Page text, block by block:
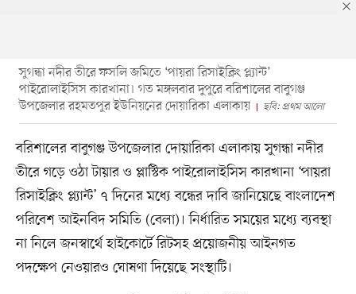
সুগন্ধা নদীর তীরে ফসলি জমিতে ‘পায়রা রিসাইক্লিং প্ল্যান্ট’
পাইরোলাইসিস কারখানা। গত মঙ্গলবার দুপুরে বরিশালের বাবুগঞ্জ
উপজেলার রহমতপুর ইউনিয়নের দোয়ারিকা এলাকায়
ছবি: প্রথম আলো
বরিশালের বাবুগঞ্জ উপজেলার দোয়ারিকা এলাকায় সুগন্ধা নদীর
তীরে গড়ে ওঠা টায়ার ও প্লাস্টিক পাইরোলাইসিস কারখানা ‘পায়রা
রিসাইক্লিং প্ল্যান্ট’ ৭ দিনের মধ্যে বন্ধের দাবি জানিয়েছে বাংলাদেশ
পরিবেশ আইনবিদ সমিতি (বেলা)। নির্ধারিত সময়ের মধ্যে ব্যবস্থা
না নিলে জনস্বার্থে হাইকোর্টে রিটসহ প্রয়োজনীয় আইনগত
পদক্ষেপ নেওয়ারও ঘোষণা দিয়েছে সংস্থাটি।